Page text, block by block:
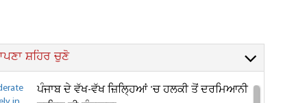
ਸ਼ਹਿਰ ਚੁਣੋ
ਪੰਜਾਬ ਦੇ ਵੱਖ-ਵੱਖ ਜ਼ਿਲ੍ਹਿਆਂ 'ਚ ਹਲਕੀ ਤੋਂ ਦਰਮਿਆਨੀ